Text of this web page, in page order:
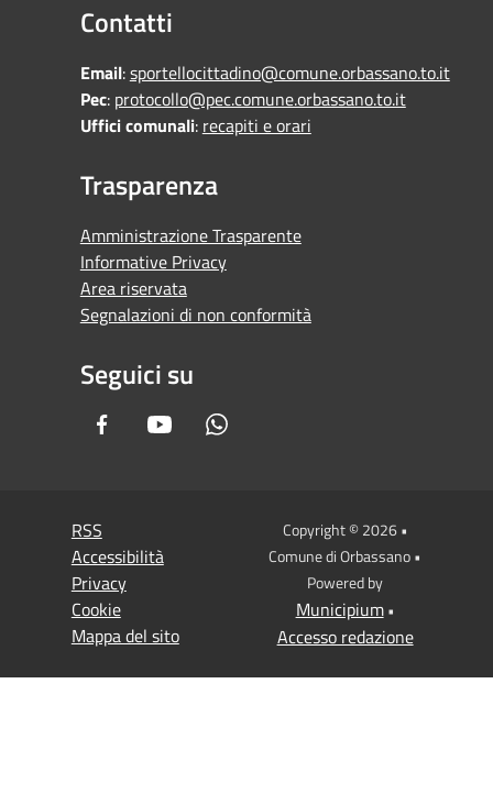
Contatti
Email:sportellocittadino@comune.orbassano.to.it
Pec: protocollo@pec.comune.orbassano.to.it
Uffici comunali: recapiti e orari
Trasparenza
Amministrazione Trasparente
Informative Privacy
Area riservata
Segnalazioni di non conformità
Seguici su
FacebookYoutube
RSS
Accessibilità
Privacy
Cookie
Mappa del sito
Copyright © 2026 •
Comune di Orbassano •
Powered by
Municipium•
Accesso redazione